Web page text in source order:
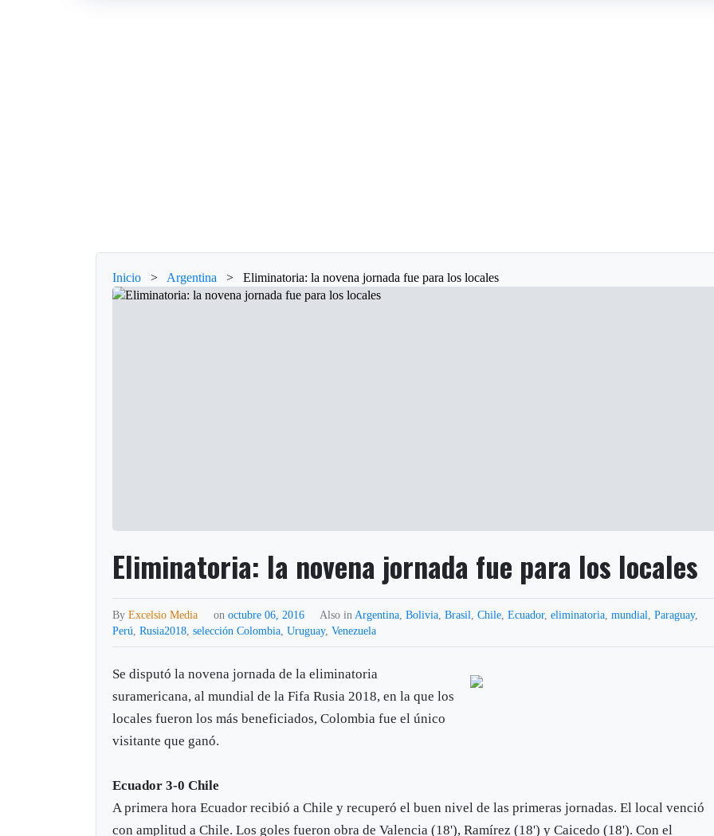
Inicio > Argentina > Eliminatoria: la novena jornada fue para los locales
Eliminatoria: la novena jornada fue para los locales
ByExcelsio Media onoctubre 06, 2016 Also in Argentina ,Bolivia ,Brasil ,Chile ,Ecuador,eliminatoria ,mundial ,Paraguay,
Perú ,Rusia2018 ,selección Colombia ,Uruguay,Venezuela
Se disputó la novena jornada de la eliminatoria
suramericana, al mundial de la Fifa Rusia 2018, en la que los
locales fueron los más beneficiados, Colombia fue el único
visitante que ganó.
Ecuador 3-0 Chile
A primera hora Ecuador recibió a Chile y recuperó el buen nivel de las primeras jornadas. El local venció
con amplitud a Chile. Los goles fueron obra de Valencia (18'), Ramírez (18') y Caicedo (18'). Con el